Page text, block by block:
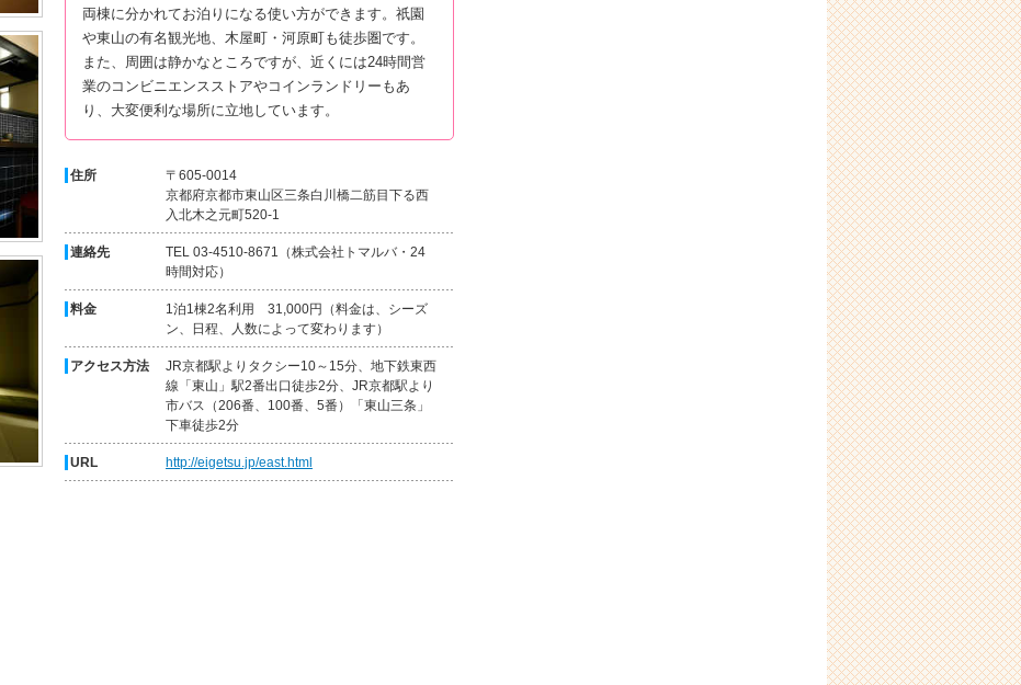
両棟に分かれてお泊りになる使い方ができます。祇園
や東山の有名観光地、木屋町・河原町も徒歩圏です。
また、周囲は静かなところですが、近くには24時間営
業のコンビニエンスストアやコインランドリーもあ
り、大変便利な場所に立地しています。
住所
〒605-0014
京都府京都市東山区三条白川橋二筋目下る西
入北木之元町520-1
連絡先
TEL 03-4510-8671（株式会社トマルバ・24
時間対応）
料金
1泊1棟2名利用 31,000円（料金は、シーズ
ン、日程、人数によって変わります）
アクセス方法
JR京都駅よりタクシー10～15分、地下鉄東西
線「東山」駅2番出口徒歩2分、JR京都駅より
市バス（206番、100番、5番）「東山三条」
下車徒歩2分
URL http://eigetsu.jp/east.html